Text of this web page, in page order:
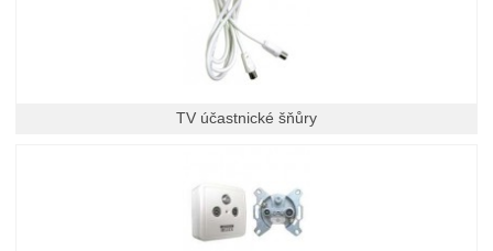
TV účastnické šňůry